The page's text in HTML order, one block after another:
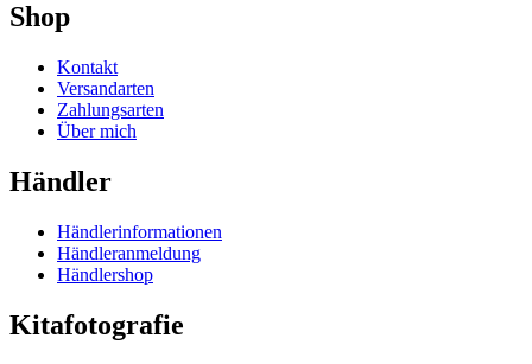
Shop
Kontakt
Versandarten
Zahlungsarten
Über mich
Händler
Händlerinformationen
Händleranmeldung
Händlershop
Kitafotografie